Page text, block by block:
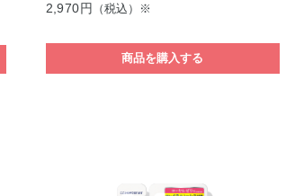
2,970円
（税込）※
商品を購入する